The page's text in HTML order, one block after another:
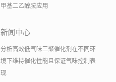
甲基二乙醇胺应用
新闻中心
分析高效低气味三聚催化剂在不同环
境下维持催化性能且保证气味控制表
现